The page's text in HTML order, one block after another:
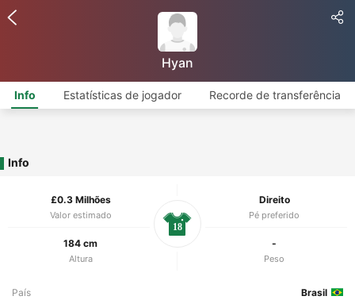
Hyan
Info Estatísticas de jogador Recorde de transferência
Info
£0.3 Milhões
Valor estimado
Direito
Pé preferido
184 cm
Altura
-
Peso
18
País Brasil